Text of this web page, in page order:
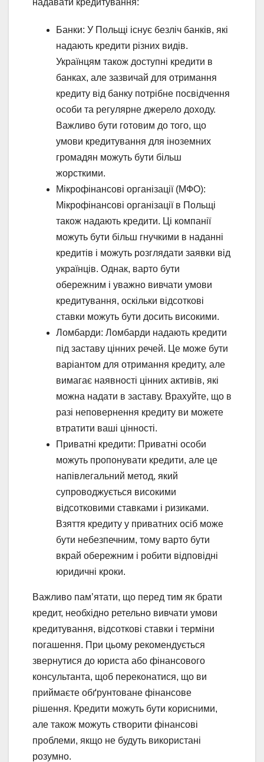
Банки: У Польщі існує безліч банків, які
надають кредити різних видів.
Українцям також доступні кредити в
банках, але зазвичай для отримання
кредиту від банку потрібне посвідчення
особи та регулярне джерело доходу.
Важливо бути готовим до того, що
умови кредитування для іноземних
громадян можуть бути більш
жорсткими.
Мікрофінансові організації (МФО):
Мікрофінансові організації в Польщі
також надають кредити. Ці компанії
можуть бути більш гнучкими в наданні
кредитів і можуть розглядати заявки від
українців. Однак, варто бути
обережним і уважно вивчати умови
кредитування, оскільки відсоткові
ставки можуть бути досить високими.
Ломбарди: Ломбарди надають кредити
під заставу цінних речей. Це може бути
варіантом для отримання кредиту, але
вимагає наявності цінних активів, які
можна надати в заставу. Врахуйте, що в
разі неповернення кредиту ви можете
втратити ваші цінності.
Приватні кредити: Приватні особи
можуть пропонувати кредити, але це
напівлегальний метод, який
супроводжується високими
відсотковими ставками і ризиками.
Взяття кредиту у приватних осіб може
бути небезпечним, тому варто бути
вкрай обережним і робити відповідні
юридичні кроки.
Важливо пам’ятати, що перед тим як брати
кредит, необхідно ретельно вивчати умови
кредитування, відсоткові ставки і терміни
погашення. При цьому рекомендується
звернутися до юриста або фінансового
консультанта, щоб переконатися, що ви
приймаєте обґрунтоване фінансове
рішення. Кредити можуть бути корисними,
але також можуть створити фінансові
проблеми, якщо не будуть використані
розумно.